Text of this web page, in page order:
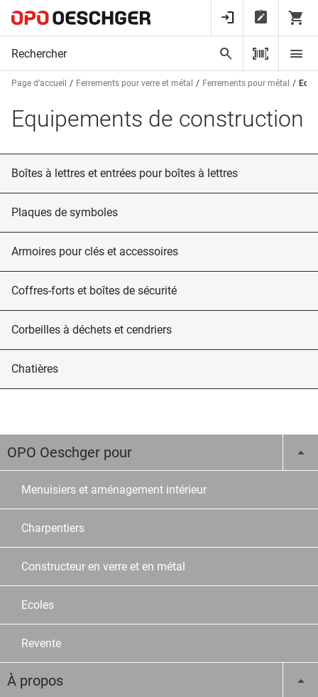
Page d’accueil Ferrements pour verre et métal Ferrements pour métal
Equipements de construction
Boîtes à lettres et entrées pour boîtes à lettres
Plaques de symboles
Armoires pour clés et accessoires
Coffres-forts et boîtes de sécurité
Corbeilles à déchets et cendriers
Chatières
OPO Oeschger pour
Menuisiers et aménagement intérieur
Charpentiers
Constructeur en verre et en métal
Ecoles
Revente
À propos